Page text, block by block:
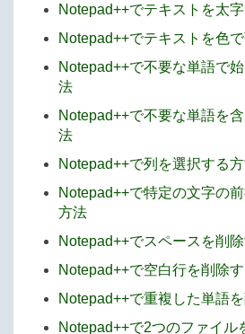
Notepad++でテキストを太
Notepad++でテキストを色
Notepad++で不要な単語で
法
Notepad++で不要な単語を
法
Notepad++で列を選択する
Notepad++で特定の文字の
方法
Notepad++でスペースを削
Notepad++で空白行を削除
Notepad++で重複した単語
Notepad++で2つのファイル